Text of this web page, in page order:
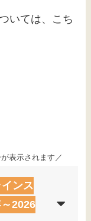
いては、こち
表示されます／
ンス
2026